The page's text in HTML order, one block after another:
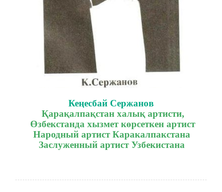
Кеңесбай Сержанов
Қарақалпақстан халық артисти,
Өзбекстанда хызмет көрсеткен артист
Народный артист Каракалпакстана
Заслуженный артист Узбекистана